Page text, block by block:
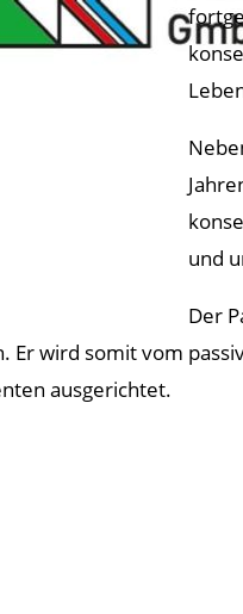
und
Der
Er wird somit vom
ausgerichtet.